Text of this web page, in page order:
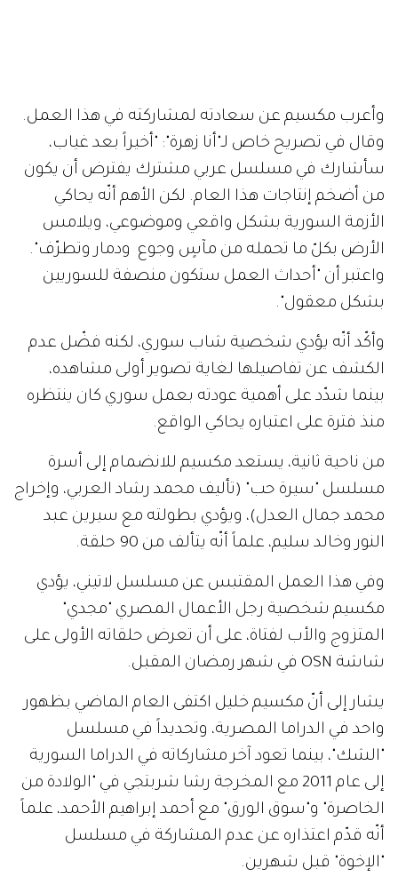
وأعرب مكسيم عن سعادته لمشاركته في هذا العمل.
وقال في تصريح خاص لـ"أنا زهرة": "أخيراً بعد غياب،
سأشارك في مسلسل عربي مشترك يفترض أن يكون
من أضخم إنتاجات هذا العام. لكن الأهم أنّه يحاكي
الأزمة السورية بشكل واقعي وموضوعي، ويلامس
الأرض بكلّ ما تحمله من مآسٍ وجوع ودمار وتطرّف".
واعتبر أن "أحداث العمل ستكون منصفة للسوريين
بشكل معقول".
وأكّد أنّه يؤدي شخصية شاب سوري، لكنه فضّل عدم
الكشف عن تفاصيلها لغاية تصوير أولى مشاهده،
بينما شدّد على أهمية عودته بعمل سوري كان ينتظره
منذ فترة على اعتباره يحاكي الواقع.
من ناحية ثانية، يستعد مكسيم للانضمام إلى أسرة
مسلسل "سيرة حب" (تأليف محمد رشاد العربي، وإخراج
محمد جمال العدل)، ويؤدي بطولته مع سيرين عبد
النور وخالد سليم، علماً أنّه يتألف من 90 حلقة.
وفي هذا العمل المقتبس عن مسلسل لاتيني، يؤدي
مكسيم شخصية رجل الأعمال المصري "مجدي"
المتزوج والأب لفتاة، على أن تعرض حلقاته الأولى على
شاشة OSN في شهر رمضان المقبل.
يشار إلى أنّ مكسيم خليل اكتفى العام الماضي بظهور
واحد في الدراما المصرية، وتحديداً في مسلسل
"الشك"، بينما تعود آخر مشاركاته في الدراما السورية
إلى عام 2011 مع المخرجة رشا شربتجي في "الولادة من
الخاصرة" و"سوق الورق" مع أحمد إبراهيم الأحمد، علماً
أنّه قدّم اعتذاره عن عدم المشاركة في مسلسل
"الإخوة" قبل شهرين.